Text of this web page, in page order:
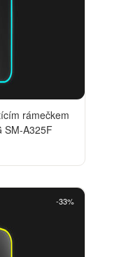
rámečkem
SM-A325F
-33%